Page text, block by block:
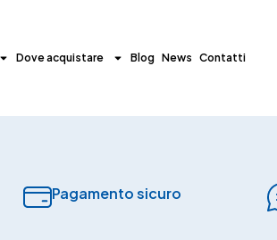
Dove acquistare Blog News Contatti
Pagamento sicuro​